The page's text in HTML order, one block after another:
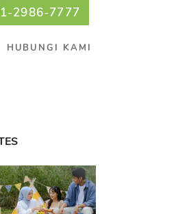
2986-7777
HUBUNGI KAMI